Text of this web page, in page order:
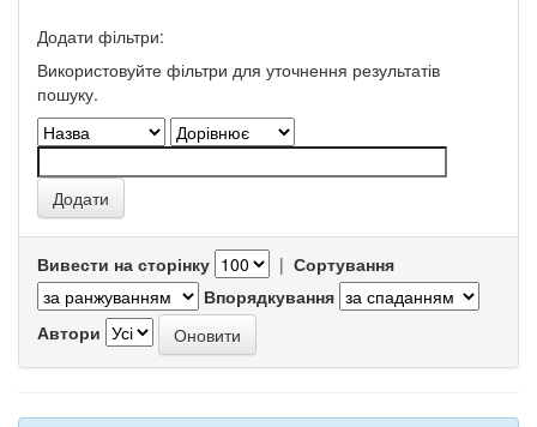
Додати фільтри:
Використовуйте фільтри для уточнення результатів
пошуку.
Вивести на сторінку | Сортування
Впорядкування
Автори